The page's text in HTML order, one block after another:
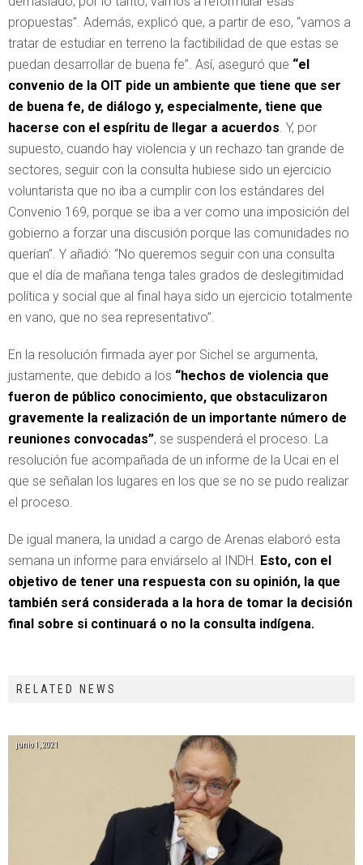
propuestas”. Además, explicó que, a partir de eso, “vamos a
tratar de estudiar en terreno la factibilidad de que estas se
puedan desarrollar de buena fe”. Así, aseguró que “el
convenio de la OIT pide un ambiente que tiene que ser
de buena fe, de diálogo y, especialmente, tiene que
hacerse con el espíritu de llegar a acuerdos. Y, por
supuesto, cuando hay violencia y un rechazo tan grande de
sectores, seguir con la consulta hubiese sido un ejercicio
voluntarista que no iba a cumplir con los estándares del
Convenio 169, porque se iba a ver como una imposición del
gobierno a forzar una discusión porque las comunidades no
querían”. Y añadió: “No queremos seguir con una consulta
que el día de mañana tenga tales grados de deslegitimidad
política y social que al final haya sido un ejercicio totalmente
en vano, que no sea representativo”.
En la resolución firmada ayer por Sichel se argumenta,
justamente, que debido a los “hechos de violencia que
fueron de público conocimiento, que obstaculizaron
gravemente la realización de un importante número de
reuniones convocadas”, se suspenderá el proceso. La
resolución fue acompañada de un informe de la Ucai en el
que se señalan los lugares en los que se no se pudo realizar
el proceso.
De igual manera, la unidad a cargo de Arenas elaboró esta
semana un informe para enviárselo al INDH. Esto, con el
objetivo de tener una respuesta con su opinión, la que
también será considerada a la hora de tomar la decisión
final sobre si continuará o no la consulta indígena.
RELATED NEWS
junio 1, 2021